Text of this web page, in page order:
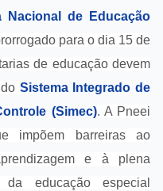
Nacional de Educação
para o dia 15 de
de educação devem
Sistema Integrado de
(Simec). A Pneei
impõem barreiras ao
e à plena
da educação especial